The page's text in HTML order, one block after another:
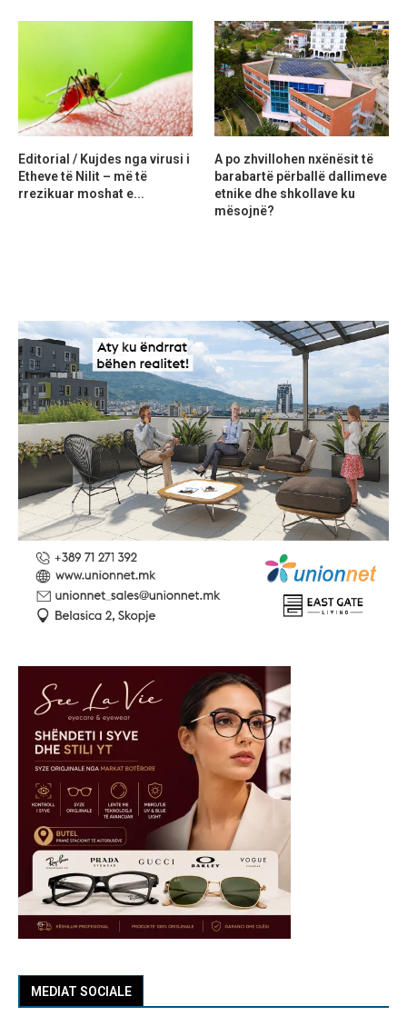
MEDIAT SOCIALE
Editorial / Kujdes nga virusi i
Etheve të Nilit – më të
rrezikuar moshat e...
A po zhvillohen nxënësit të
barabartë përballë dallimeve
etnike dhe shkollave ku
mësojnë?